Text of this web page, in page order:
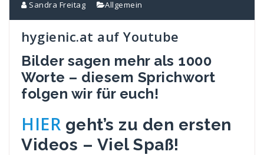
Sandra Freitag Allgemein
hygienic.at auf Youtube
Bilder sagen mehr als 1000
Worte – diesem Sprichwort
folgen wir für euch!
HIER geht’s zu den ersten
Videos – Viel Spaß!